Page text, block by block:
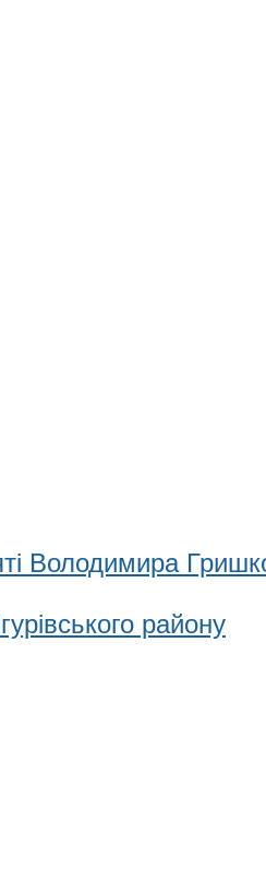
Володимира
району